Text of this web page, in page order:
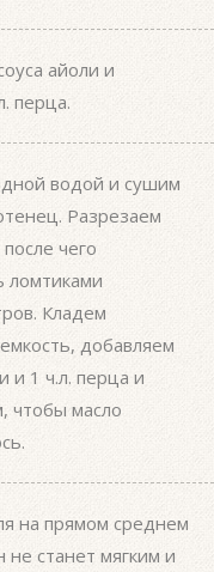
айоли и
перца.
водой и сушим
Разрезаем
чего
ломтиками
Кладем
добавляем
и 1 ч.л. перца и
чтобы масло
на прямом среднем
станет мягким и